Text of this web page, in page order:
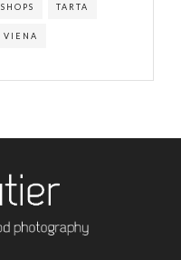
SHOPS TARTA
VIENA